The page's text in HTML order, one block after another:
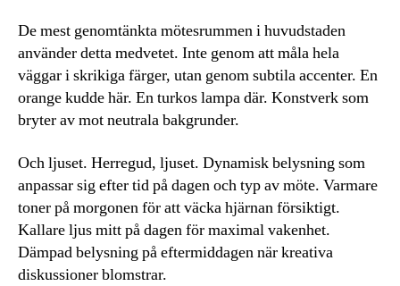
De mest genomtänkta mötesrummen i huvudstaden
använder detta medvetet. Inte genom att måla hela
väggar i skrikiga färger, utan genom subtila accenter. En
orange kudde här. En turkos lampa där. Konstverk som
bryter av mot neutrala bakgrunder.
Och ljuset. Herregud, ljuset. Dynamisk belysning som
anpassar sig efter tid på dagen och typ av möte. Varmare
toner på morgonen för att väcka hjärnan försiktigt.
Kallare ljus mitt på dagen för maximal vakenhet.
Dämpad belysning på eftermiddagen när kreativa
diskussioner blomstrar.